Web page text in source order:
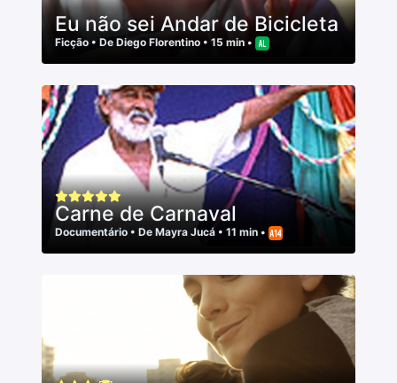
Eu não sei Andar de Bicicleta
Ficção • De Diego Florentino • 15 min •
Carne de Carnaval
Documentário • De Mayra Jucá • 11 min •